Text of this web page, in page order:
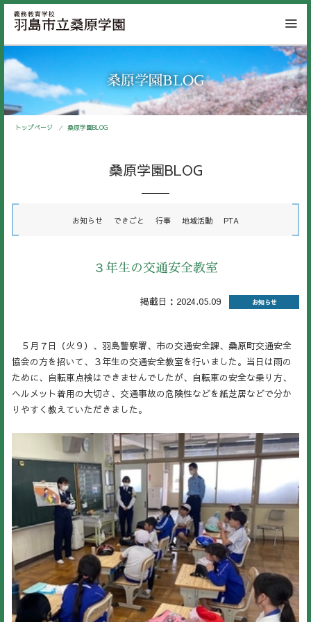
桑原学園BLOG
トップページ 桑原学園BLOG
桑原学園BLOG
お知らせ できごと 行事 地域活動 PTA
３年生の交通安全教室
掲載日：2024.05.09 お知らせ
５月７日（火９）、羽島警察署、市の交通安全課、桑原町交通安全
協会の方を招いて、３年生の交通安全教室を行いました。当日は雨の
ために、自転車点検はできませんでしたが、自転車の安全な乗り方、
ヘルメット着用の大切さ、交通事故の危険性などを紙芝居などで分か
りやすく教えていただきました。